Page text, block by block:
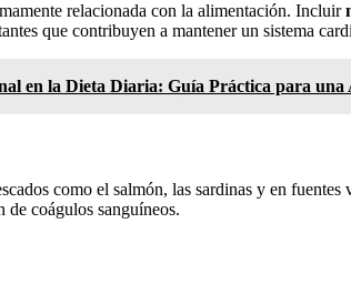
relacionada con la alimentación. Incluir
que contribuyen a mantener un sistema
en la Dieta Diaria: Guía Práctica para una
como el salmón, las sardinas y en
coágulos sanguíneos.